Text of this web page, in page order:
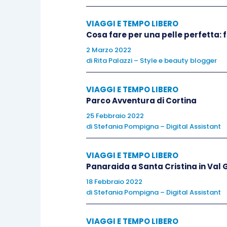
componente fantastica che dona a
West al suo meglio: il brio, la
concentrati in un romanzo delizioso.
VIAGGI E TEMPO LIBERO
Cosa fare per una pelle perfetta:
2 Marzo 2022
di Rita Palazzi – Style e beauty blogger
VIAGGI E TEMPO LIBERO
Parco Avventura di Cortina
25 Febbraio 2022
di Stefania Pompigna – Digital Assistant
VIAGGI E TEMPO LIBERO
Panaraida a Santa Cristina in Val
18 Febbraio 2022
di Stefania Pompigna – Digital Assistant
VIAGGI E TEMPO LIBERO